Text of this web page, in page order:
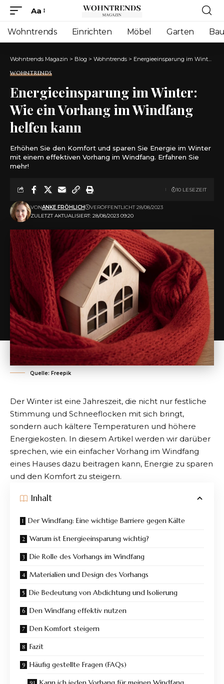
Font
Resizer
Aa
Wohntrends Einrichten Möbel Garten
Wohntrends Magazin > Blog > Wohntrends > Energieeinsparung im Winter: Wie ein Vorhang im Windfang helfen kann
WOHNTRENDS
Energieeinsparung im Winter:
Wie ein Vorhang im Windfang
helfen kann
Erhöhen Sie den Komfort und sparen Sie Energie im Winter
mit einem effektiven Vorhang im Windfang. Erfahren Sie
mehr!
ZULETZT AKTUALISIERT: 28/08/2023 09:20
VONANKE FRÖHLICH VERÖFFENTLICHT 28/08/2023
10 LESEZEIT
Quelle: Freepik
Der Winter ist eine Jahreszeit, die nicht nur festliche
Stimmung und Schneeflocken mit sich bringt,
sondern auch kältere Temperaturen und höhere
Energiekosten. In diesem Artikel werden wir darüber
sprechen, wie ein einfacher Vorhang im Windfang
eines Hauses dazu beitragen kann, Energie zu sparen
und den Komfort zu steigern.
Inhalt
Der Windfang: Eine wichtige Barriere gegen Kälte
Warum ist Energieeinsparung wichtig?
Die Rolle des Vorhangs im Windfang
Materialien und Design des Vorhangs
Die Bedeutung von Abdichtung und Isolierung
Den Windfang effektiv nutzen
Den Komfort steigern
Fazit
Häufig gestellte Fragen (FAQs)